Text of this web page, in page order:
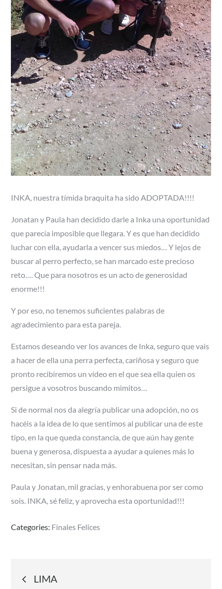
INKA, nuestra tímida braquita ha sido ADOPTADA!!!!
Jonatan y Paula han decidido darle a Inka una oportunidad
que parecía imposible que llegara. Y es que han decidido
luchar con ella, ayudarla a vencer sus miedos… Y lejos de
buscar al perro perfecto, se han marcado este precioso
reto…. Que para nosotros es un acto de generosidad
enorme!!!
Y por eso, no tenemos suficientes palabras de
agradecimiento para esta pareja.
Estamos deseando ver los avances de Inka, seguro que vais
a hacer de ella una perra perfecta, cariñosa y seguro que
pronto recibiremos un vídeo en el que sea ella quien os
persigue a vosotros buscando mimitos…
Si de normal nos da alegría publicar una adopción, no os
hacéis a la idea de lo que sentimos al publicar una de este
tipo, en la que queda constancia, de que aún hay gente
buena y generosa, dispuesta a ayudar a quienes más lo
necesitan, sin pensar nada más.
Paula y Jonatan, mil gracias, y enhorabuena por ser como
sois. INKA, sé feliz, y aprovecha esta oportunidad!!!
Categories: Finales Felices
Navegación
LIMA